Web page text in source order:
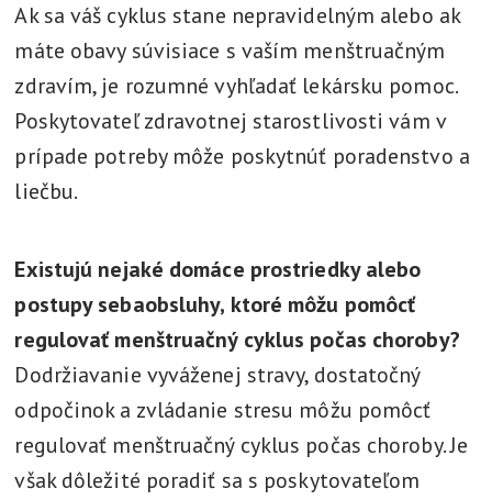
Ak sa váš cyklus stane nepravidelným alebo ak
máte obavy súvisiace s vaším menštruačným
zdravím, je rozumné vyhľadať lekársku pomoc.
Poskytovateľ zdravotnej starostlivosti vám v
prípade potreby môže poskytnúť poradenstvo a
liečbu.
Existujú nejaké domáce prostriedky alebo
postupy sebaobsluhy, ktoré môžu pomôcť
regulovať menštruačný cyklus počas choroby?
Dodržiavanie vyváženej stravy, dostatočný
odpočinok a zvládanie stresu môžu pomôcť
regulovať menštruačný cyklus počas choroby. Je
však dôležité poradiť sa s poskytovateľom